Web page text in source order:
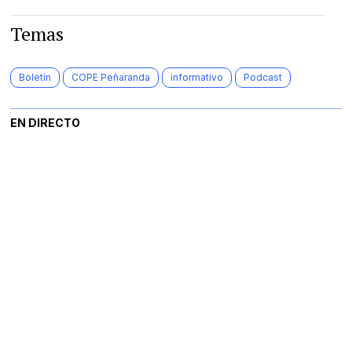
Temas
Boletín COPE Peñaranda informativo Podcast
EN DIRECTO